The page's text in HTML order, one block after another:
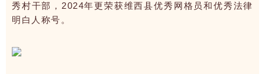
秀村干部，2024年更荣获维西县优秀网格员和优秀法律
明白人称号。